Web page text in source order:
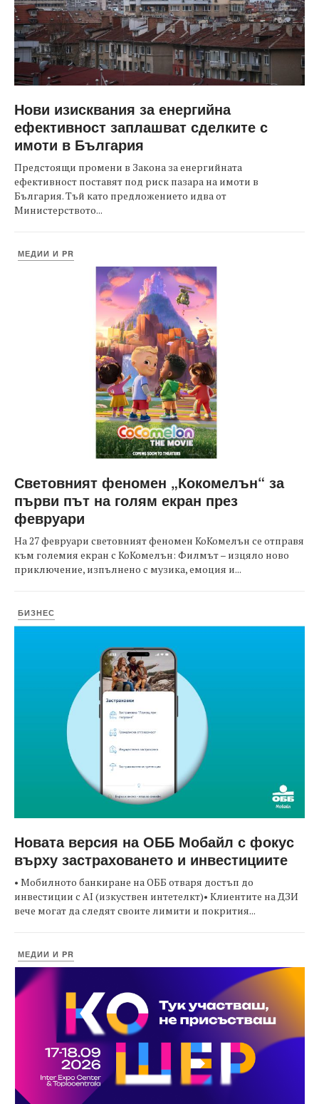
Нови изисквания за енергийна
ефективност заплашват сделките с
имоти в България
Предстоящи промени в Закона за енергийната
ефективност поставят под риск пазара на имоти в
България. Тъй като предложението идва от
Министерството...
МЕДИИ И PR
Световният феномен „Кокомелън“ за
първи път на голям екран през
февруари
На 27 февруари световният феномен КоКомелън се отправя
към големия екран с КоКомелън: Филмът – изцяло ново
приключение, изпълнено с музика, емоция и...
БИЗНЕС
Новата версия на ОББ Мобайл с фокус
върху застраховането и инвестициите
• Мобилното банкиране на ОББ отваря достъп до
инвестиции с AI (изкуствен интетелкт)• Клиентите на ДЗИ
вече могат да следят своите лимити и покрития...
МЕДИИ И PR